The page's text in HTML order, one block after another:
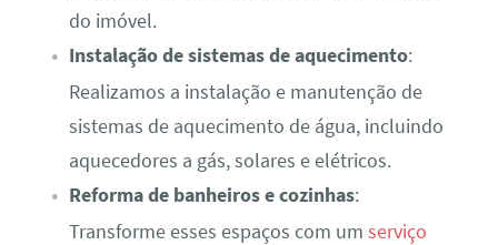
do imóvel.
Instalação de sistemas de aquecimento:
Realizamos a instalação e manutenção de
sistemas de aquecimento de água, incluindo
aquecedores a gás, solares e elétricos.
Reforma de banheiros e cozinhas:
Transforme esses espaços com um serviço